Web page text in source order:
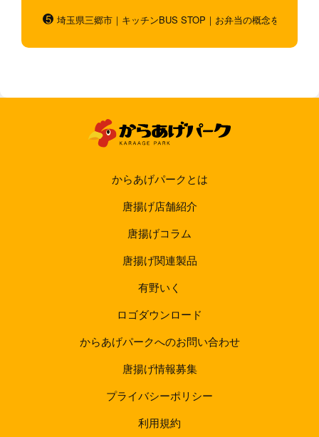
埼玉県三郷市｜キッチンBUS STOP｜お弁当の概念を超越！
からあげパークとは
唐揚げ店舗紹介
唐揚げコラム
唐揚げ関連製品
有野いく
ロゴダウンロード
からあげパークへのお問い合わせ
唐揚げ情報募集
プライバシーポリシー
利用規約